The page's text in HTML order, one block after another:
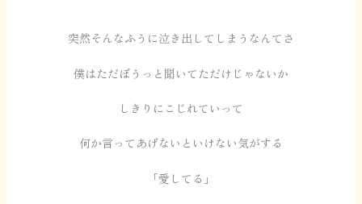
突然そんなふうに泣き出してしまうなんてさ
僕はただぼうっと聞いてただけじゃないか
しきりにこじれていって
何か言ってあげないといけない気がする
「愛してる」